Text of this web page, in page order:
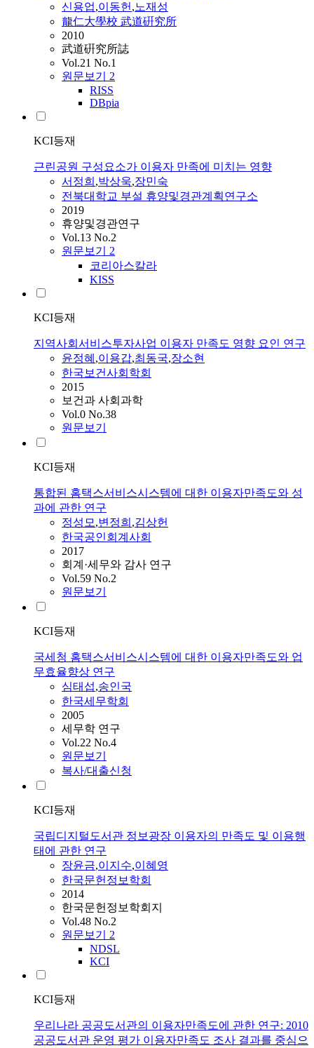
신용업,이동헌,노재성
龍仁大學校 武道硏究所
2010
武道硏究所誌
Vol.21 No.1
원문보기 2
RISS
DBpia
KCI등재
근린공원 구성요소가 이용자 만족에 미치는 영향
서정희 ,박상욱,장민숙
전북대학교 부설 휴양및경관계획연구소
2019
휴양및경관연구
Vol.13 No.2
원문보기 2
코리아스칼라
KISS
KCI등재
지역사회서비스투자사업 이용자 만족도 영향 요인 연구
윤정혜 ,이용갑,최동국,장소현
한국보건사회학회
2015
보건과 사회과학
Vol.0 No.38
원문보기
KCI등재
통합된 홈택스서비스시스템에 대한 이용자만족도와 성
과에 관한 연구
정성모,변정희 ,김상헌
한국공인회계사회
2017
회계·세무와 감사 연구
Vol.59 No.2
원문보기
KCI등재
국세청 홈택스서비스시스템에 대한 이용자만족도와 업
무효율향상 연구
심태섭,송인국
한국세무학회
2005
세무학 연구
Vol.22 No.4
원문보기
복사/대출신청
KCI등재
국립디지털도서관 정보광장 이용자의 만족도 및 이용행
태에 관한 연구
장윤금,이지수,이혜영
한국문헌정보학회
2014
한국문헌정보학회지
Vol.48 No.2
원문보기 2
NDSL
KCI
KCI등재
우리나라 공공도서관의 이용자만족도에 관한 연구: 2010
공공도서관 운영 평가 이용자만족도 조사 결과를 중심으